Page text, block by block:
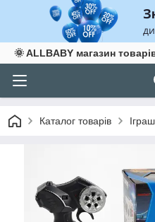
🌞 ALLBABY магазин
Каталог товарів